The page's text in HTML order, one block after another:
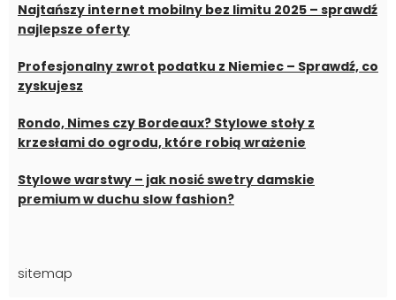
Najtańszy internet mobilny bez limitu 2025 – sprawdź
najlepsze oferty
Profesjonalny zwrot podatku z Niemiec – Sprawdź, co
zyskujesz
Rondo, Nimes czy Bordeaux? Stylowe stoły z
krzesłami do ogrodu, które robią wrażenie
Stylowe warstwy – jak nosić swetry damskie
premium w duchu slow fashion?
sitemap